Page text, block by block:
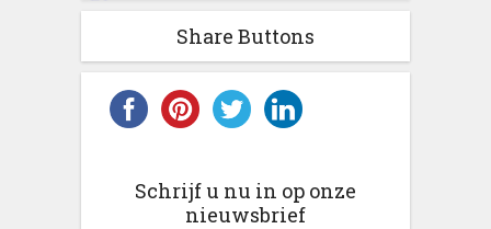
Share Buttons
Schrijf u nu in op onze
nieuwsbrief